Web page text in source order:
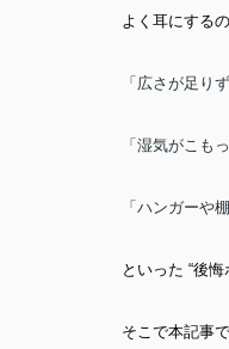
よく耳にするの
「広さが足り
「湿気がこも
「ハンガーや
といった “後悔
そこで本記事で